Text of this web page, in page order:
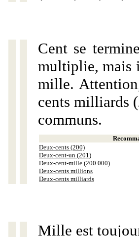
Cent se
multiplie, mais
mille.
cents milliards
communs.
Deux-cents (200)
Deux-cent-un (201)
Deux-cent-mille (200 000)
Deux-cents millions
Deux-cents milliards
Mille est